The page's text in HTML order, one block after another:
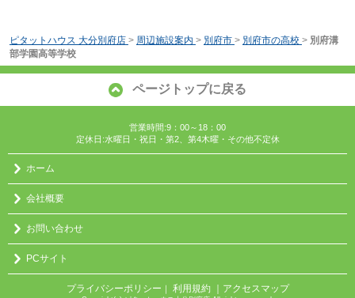
ピタットハウス 大分別府店 > 周辺施設案内 > 別府市 > 別府市の高校 > 別府溝
部学園高等学校
ページトップに戻る
営業時間:9：00～18：00
定休日:水曜日・祝日・第2、第4木曜・その他不定休
ホーム
会社概要
お問い合わせ
PCサイト
プライバシーポリシー ｜ 利用規約 ｜アクセスマップ